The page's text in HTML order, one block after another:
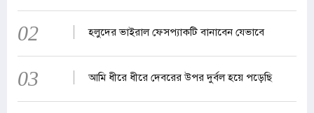
02 হলুদের ভাইরাল ফেসপ্যাকটি বানাবেন যেভাবে
03 আমি ধীরে ধীরে দেবরের উপর দুর্বল হয়ে পড়েছি